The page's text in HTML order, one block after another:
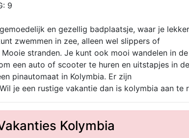
9
en gezellig badplaatsje, waar je lekker
zwemmen in zee, alleen wel slippers of
stranden. Je kunt ook mooi wandelen in de
een auto of scooter te huren en uitstapjes in de
pinautomaat in Kolymbia. Er zijn
je een rustige vakantie dan is kolymbia aan te
Kolymbia